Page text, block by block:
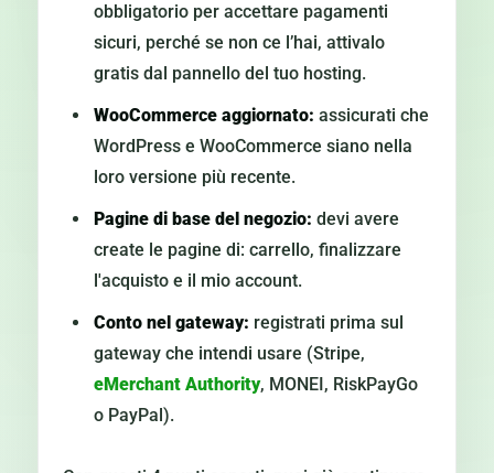
obbligatorio per accettare pagamenti
sicuri, perché se non ce l’hai, attivalo
gratis dal pannello del tuo hosting.
WooCommerce aggiornato: assicurati che
WordPress e WooCommerce siano nella
loro versione più recente.
Pagine di base del negozio: devi avere
create le pagine di: carrello, finalizzare
l'acquisto e il mio account.
Conto nel gateway: registrati prima sul
gateway che intendi usare (Stripe,
eMerchant Authority, MONEI, RiskPayGo
o PayPal).